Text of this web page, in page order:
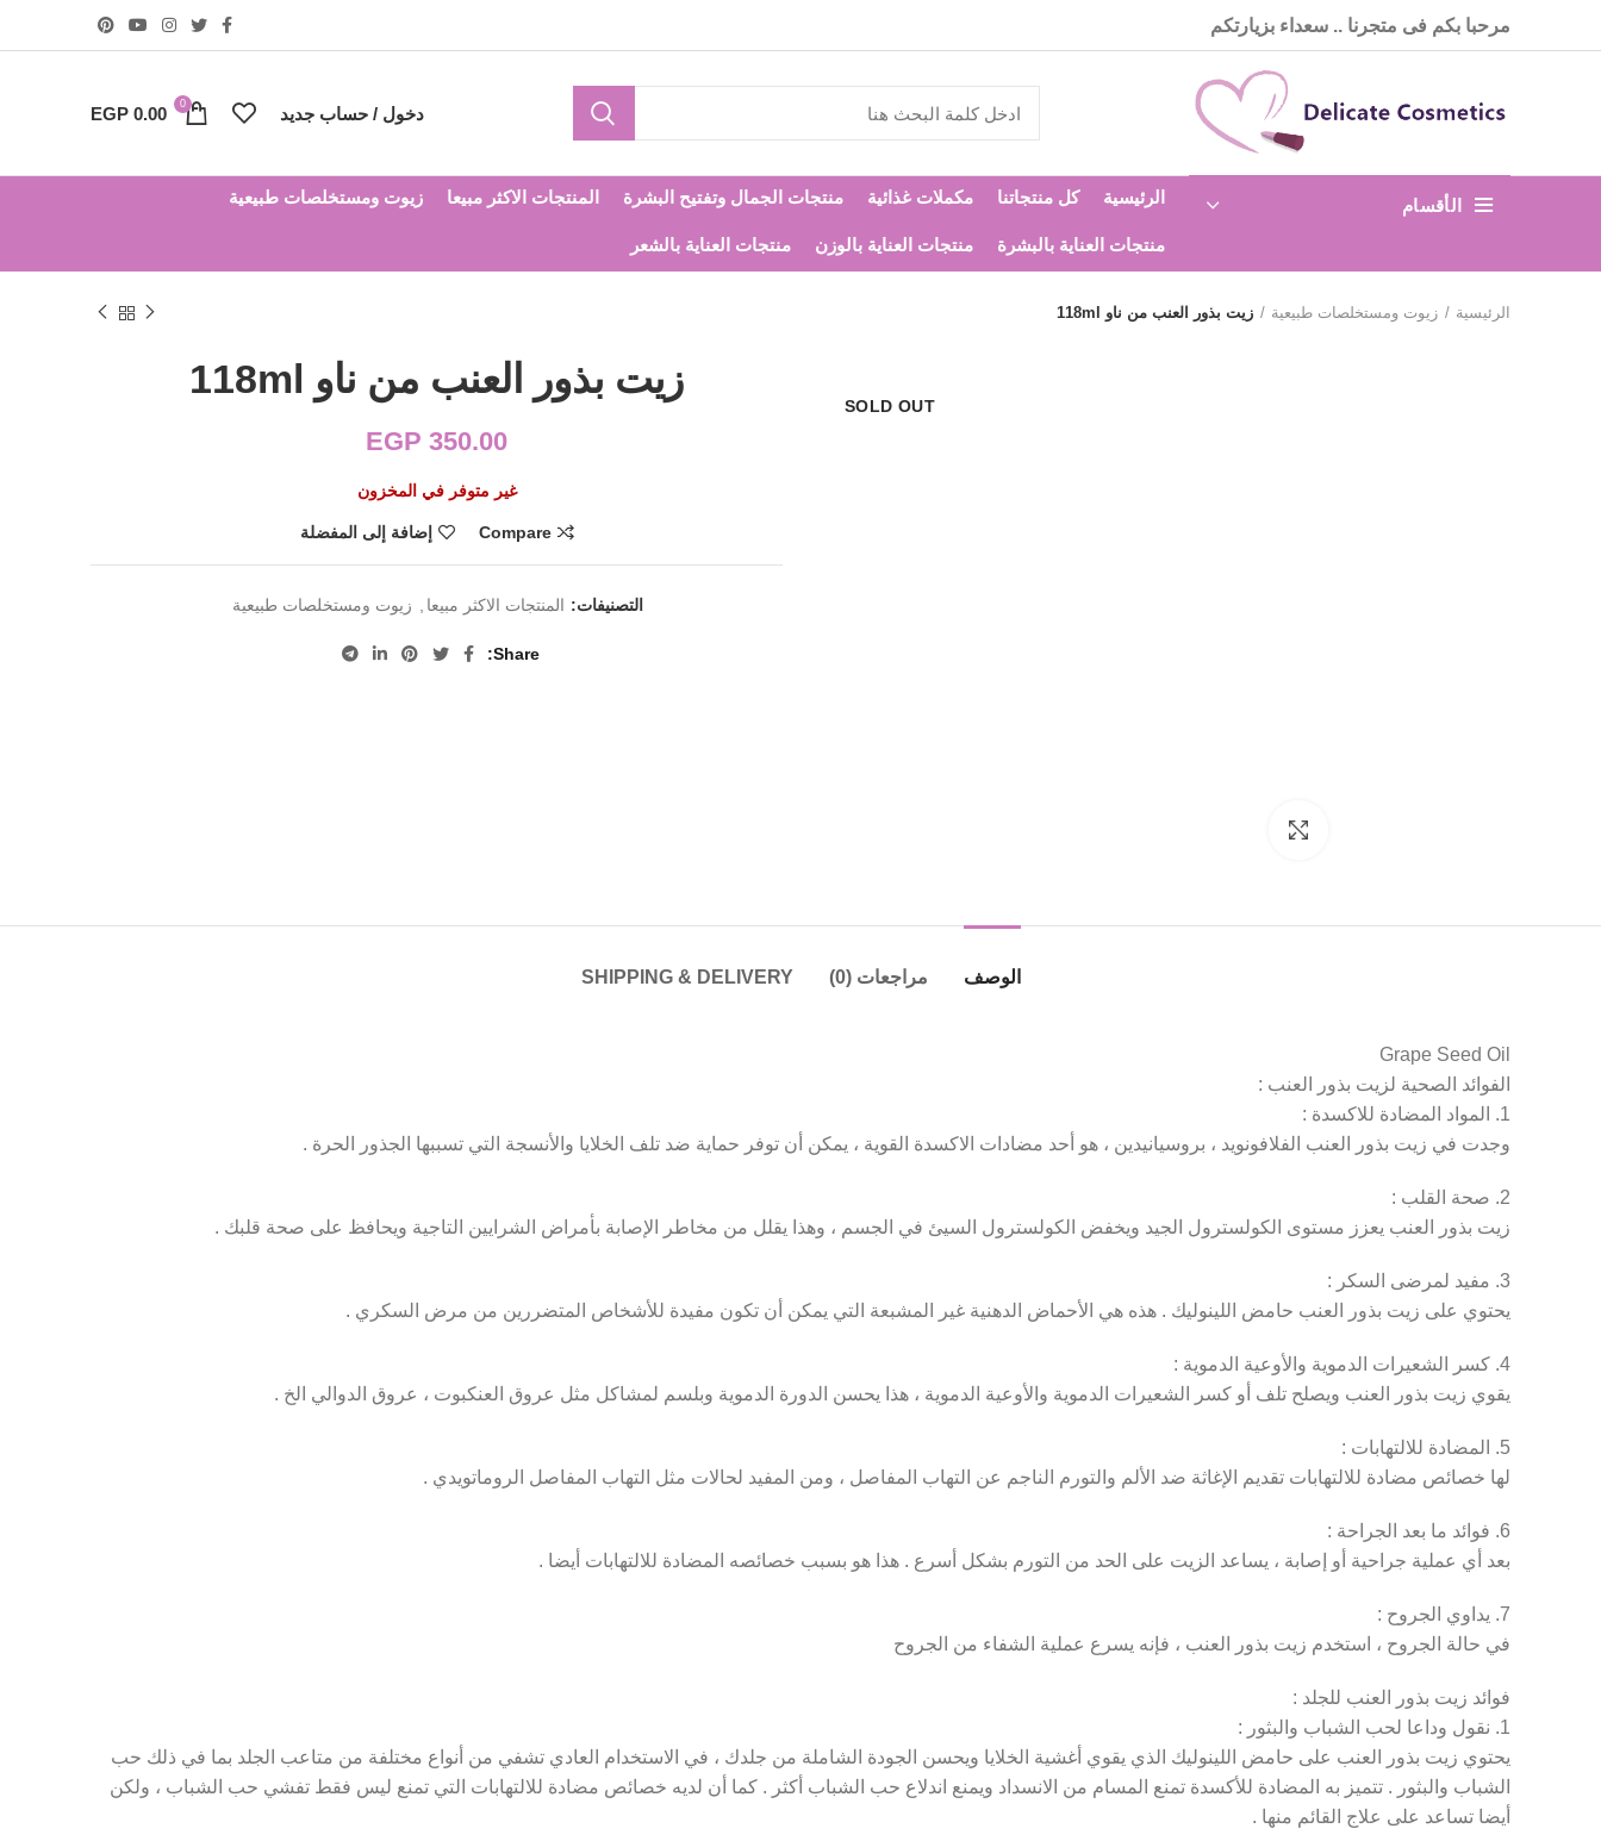
مرحبا بكم فى متجرنا .. سعداء بزيارتكم
دخول / حساب جديد 0
EGP 0.00
الأقسام الرئيسية كل منتجاتنا مكملات غذائية منتجات الجمال وتفتيح البشرة المنتجات الاكثر مبيعا زيوت ومستخلصات طبيعية
منتجات العناية بالبشرة منتجات العناية بالوزن منتجات العناية بالشعر
الرئيسية زيوت ومستخلصات طبيعية زيت بذور العنب من ناو 118ml
SOLD OUT
زيت بذور العنب من ناو 118ml
EGP 350.00
غير متوفر في المخزون
Compare إضافة إلى المفضلة
التصنيفات: المنتجات الاكثر مبيعا زيوت ومستخلصات طبيعية
Share
الوصف مراجعات (0) SHIPPING & DELIVERY
Grape Seed Oil
الفوائد الصحية لزيت بذور العنب :
1. المواد المضادة للاكسدة :
وجدت في زيت بذور العنب الفلافونويد ، بروسيانيدين ، هو أحد مضادات الاكسدة القوية ، يمكن أن توفر حماية ضد تلف الخلايا والأنسجة التي تسببها الجذور الحرة .
2. صحة القلب :
زيت بذور العنب يعزز مستوى الكولسترول الجيد ويخفض الكولسترول السيئ في الجسم ، وهذا يقلل من مخاطر الإصابة بأمراض الشرايين التاجية ويحافظ على صحة قلبك .
3. مفيد لمرضى السكر :
يحتوي على زيت بذور العنب حامض اللينوليك . هذه هي الأحماض الدهنية غير المشبعة التي يمكن أن تكون مفيدة للأشخاص المتضررين من مرض السكري .
4. كسر الشعيرات الدموية والأوعية الدموية :
يقوي زيت بذور العنب ويصلح تلف أو كسر الشعيرات الدموية والأوعية الدموية ، هذا يحسن الدورة الدموية وبلسم لمشاكل مثل عروق العنكبوت ، عروق الدوالي الخ .
5. المضادة للالتهابات :
لها خصائص مضادة للالتهابات تقديم الإغاثة ضد الألم والتورم الناجم عن التهاب المفاصل ، ومن المفيد لحالات مثل التهاب المفاصل الروماتويدي .
6. فوائد ما بعد الجراحة :
بعد أي عملية جراحية أو إصابة ، يساعد الزيت على الحد من التورم بشكل أسرع . هذا هو بسبب خصائصه المضادة للالتهابات أيضا .
7. يداوي الجروح :
في حالة الجروح ، استخدم زيت بذور العنب ، فإنه يسرع عملية الشفاء من الجروح
فوائد زيت بذور العنب للجلد :
1. نقول وداعا لحب الشباب والبثور :
يحتوي زيت بذور العنب على حامض اللينوليك الذي يقوي أغشية الخلايا ويحسن الجودة الشاملة من جلدك ، في الاستخدام العادي تشفي من أنواع مختلفة من متاعب الجلد بما في ذلك حب
الشباب والبثور . تتميز به المضادة للأكسدة تمنع المسام من الانسداد ويمنع اندلاع حب الشباب أكثر . كما أن لديه خصائص مضادة للالتهابات التي تمنع ليس فقط تفشي حب الشباب ، ولكن
أيضا تساعد على علاج القائم منها .